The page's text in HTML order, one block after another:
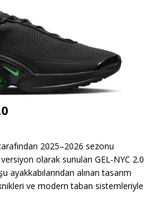
2025–2026 sezonu
olarak sunulan GEL-NYC 2.0
ayakkabılarından alınan tasarım
ve modern taban sistemleriyle